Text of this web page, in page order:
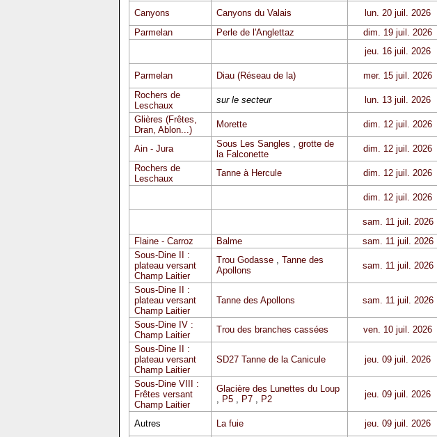
Canyons
Canyons du Valais lun. 20 juil. 2026
Parmelan
Perle de l'Anglettaz dim. 19 juil. 2026
jeu. 16 juil. 2026
Parmelan Diau (Réseau de la) mer. 15 juil. 2026
Rochers de
Leschaux
sur le secteur lun. 13 juil. 2026
Glières (Frêtes,
Dran, Ablon...)
Morette dim. 12 juil. 2026
Ain - Jura Sous Les Sangles , grotte de
la Falconette
dim. 12 juil. 2026
Rochers de
Leschaux
Tanne à Hercule dim. 12 juil. 2026
dim. 12 juil. 2026
sam. 11 juil. 2026
Flaine - Carroz
Balme sam. 11 juil. 2026
Sous-Dine II :
plateau versant
Champ Laitier
Trou Godasse, Tanne des
Apollons
sam. 11 juil. 2026
Sous-Dine II :
plateau versant
Champ Laitier
Tanne des Apollons sam. 11 juil. 2026
Sous-Dine IV :
Champ Laitier
Trou des branches cassées ven. 10 juil. 2026
Sous-Dine II :
plateau versant
Champ Laitier
SD27 Tanne de la Canicule jeu. 09 juil. 2026
Sous-Dine VIII :
Frêtes versant
Champ Laitier
Glacière des Lunettes du Loup
, P5, P7, P2 jeu. 09 juil. 2026
Autres La fuie jeu. 09 juil. 2026